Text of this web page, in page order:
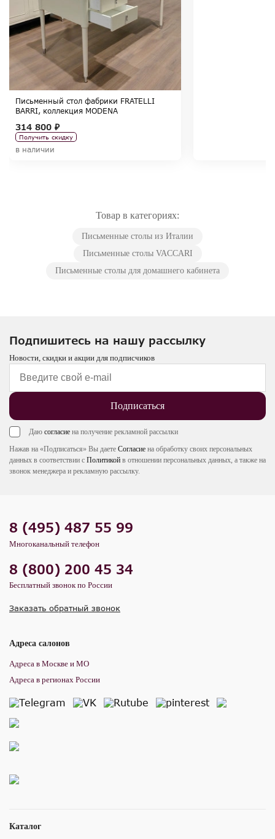
Письменный стол фабрики FRATELLI
BARRI, коллекция MODENA
314 800 ₽
Получить скидку
в наличии
Товар в категориях:
Письменные столы из Италии
Письменные столы VACCARI
Письменные столы для домашнего кабинета
Подпишитесь на нашу рассылку
Новости, скидки и акции для подписчиков
Подписаться
Даю согласие на получение рекламной рассылки
Нажав на «Подписаться» Вы даете Согласие на обработку своих персональных
данных в соответствии с Политикой в отношении персональных данных, а также на
звонок менеджера и рекламную рассылку.
Каталог
8 (495) 487 55 99
Многоканальный телефон
8 (800) 200 45 34
Бесплатный звонок по России
Заказать обратный звонок
Адреса салонов
Адреса в Москве и МО
Адреса в регионах России